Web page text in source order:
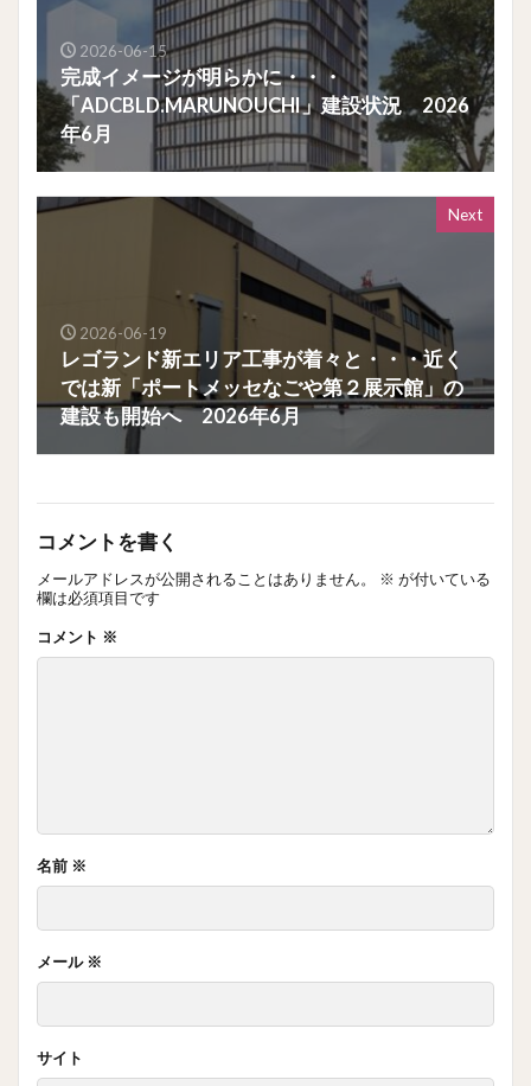
2026-06-15
完成イメージが明らかに・・・
「ADCBLD.MARUNOUCHI」建設状況 2026
年6月
Next
2026-06-19
レゴランド新エリア工事が着々と・・・近く
では新「ポートメッセなごや第２展示館」の
建設も開始へ 2026年6月
コメントを書く
メールアドレスが公開されることはありません。 ※ が付いている
欄は必須項目です
コメント ※
名前 ※
メール ※
サイト